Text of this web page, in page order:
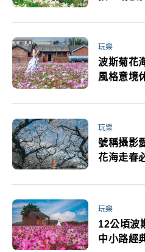
玩樂
波斯菊花
風格意境
玩樂
號稱攝影
花海走春
玩樂
12公頃波
中小路經